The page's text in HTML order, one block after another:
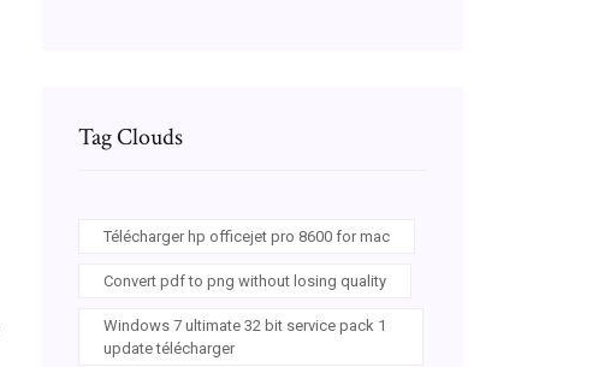
Tag Clouds
Télécharger hp officejet pro 8600 for mac
Convert pdf to png without losing quality
Windows 7 ultimate 32 bit service pack 1
update télécharger